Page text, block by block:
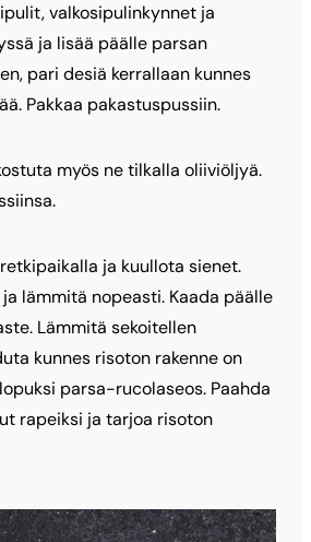
valkosipulinkynnet ja
ja lisää päälle parsan
pari desiä kerrallaan kunnes
Pakkaa pakastuspussiin.
myös ne tilkalla oliiviöljyä.
ja kuullota sienet.
lämmitä nopeasti. Kaada päälle
Lämmitä sekoitellen
kunnes risoton rakenne on
parsa-rucolaseos. Paahda
rapeiksi ja tarjoa risoton